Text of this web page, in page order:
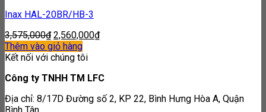
Inax HAL-20BR/HB-3
3,575,000₫ 2,560,000₫
Thêm vào giỏ hàng
Kết nối với chúng tôi
Công ty TNHH TM LFC
Địa chỉ: 8/17D Đường số 2, KP 22, Bình Hưng Hòa A, Quận
Bình Tân.